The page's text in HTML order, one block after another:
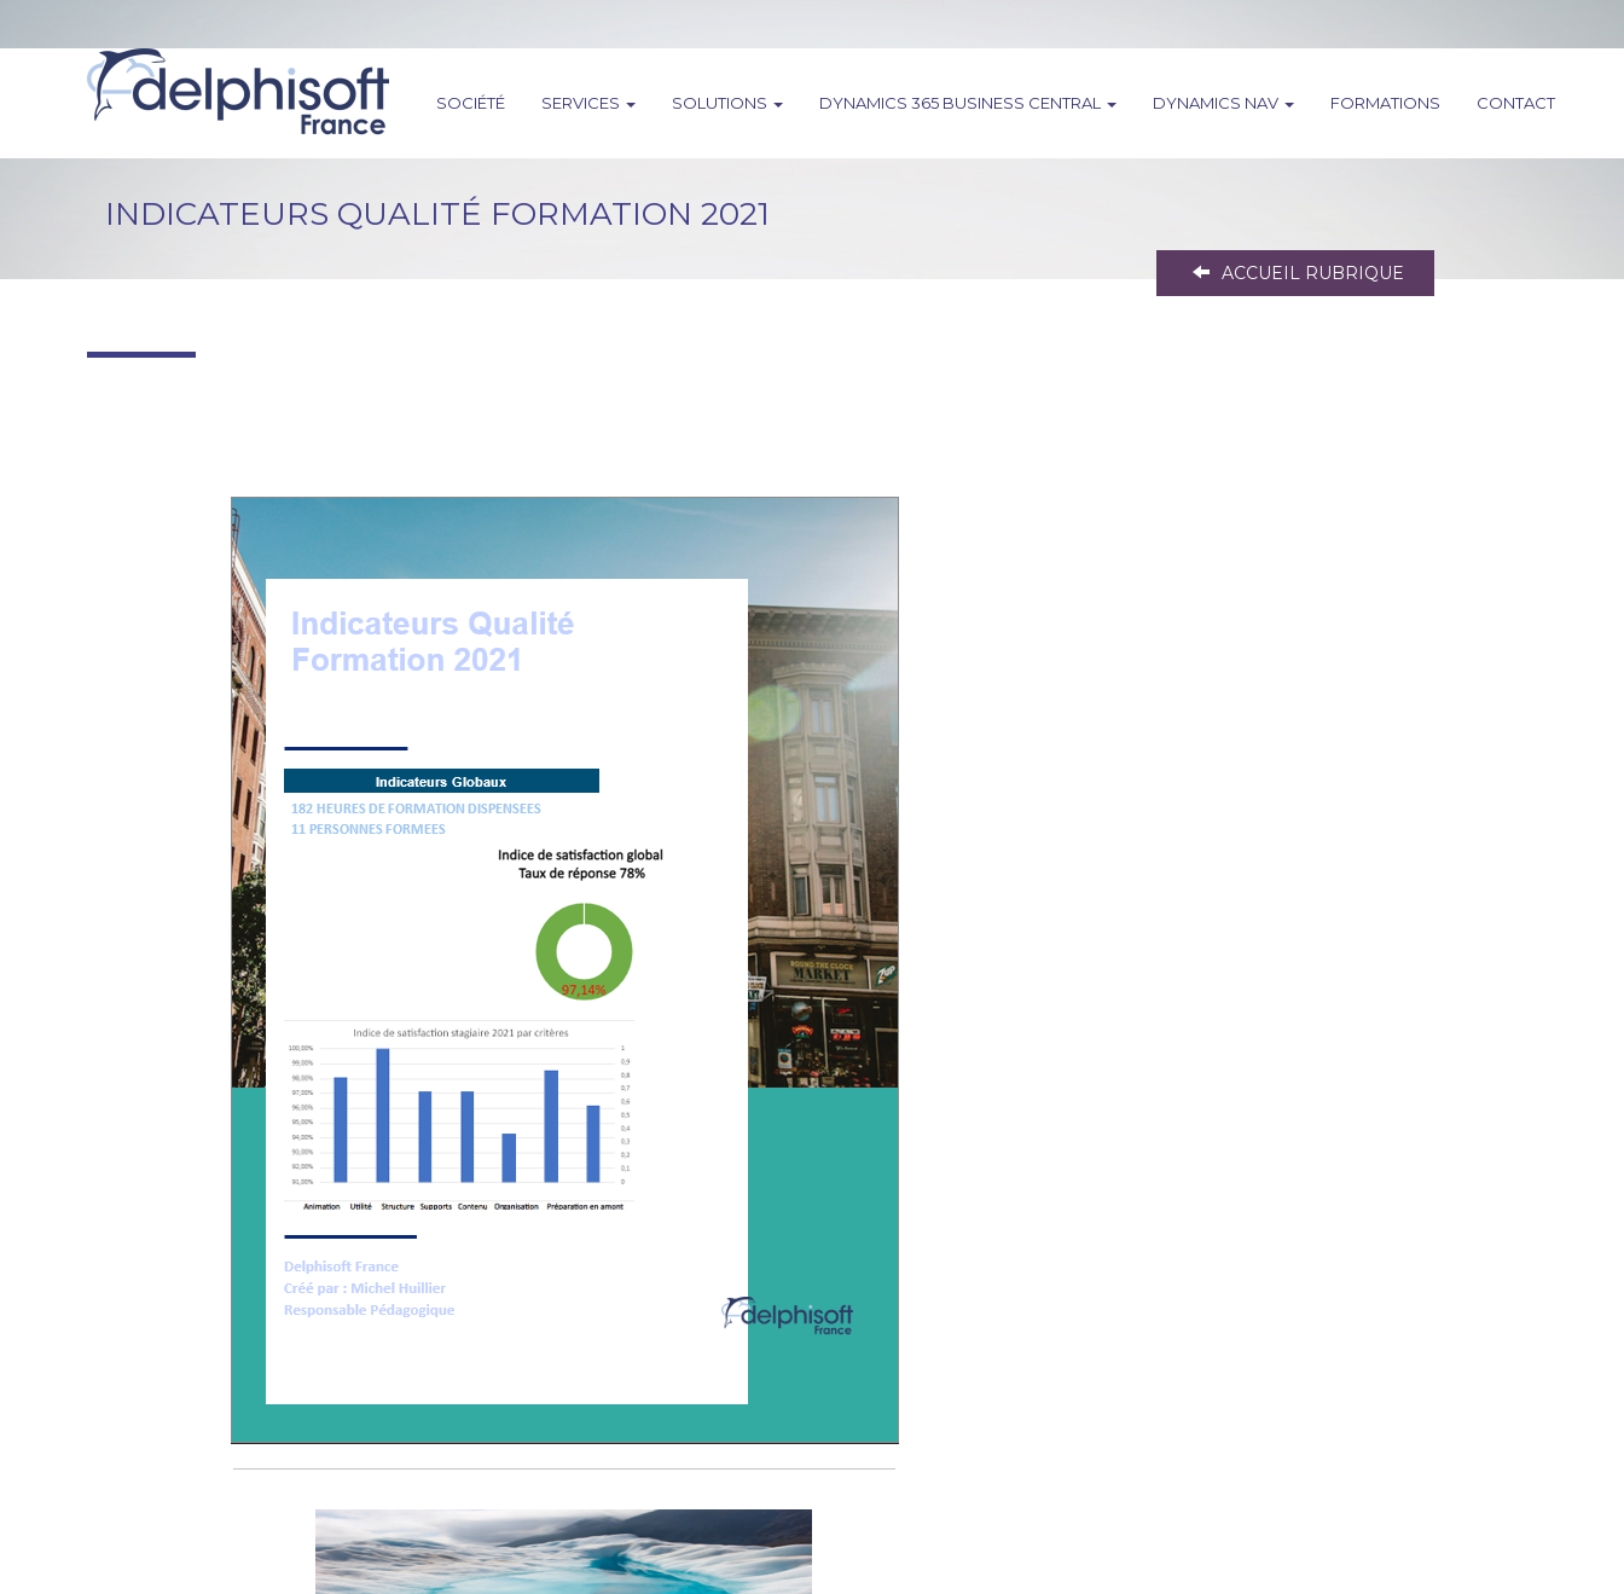
SOCIÉTÉ SERVICES SOLUTIONS DYNAMICS 365 BUSINESS CENTRAL DYNAMICS NAV FORMATIONS CONTACT
INDICATEURS QUALITÉ FORMATION 2021
ACCUEIL RUBRIQUE